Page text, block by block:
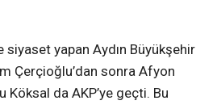
siyaset yapan Aydın Büyükşehir
Çerçioğlu’dan sonra Afyon
Köksal da AKP’ye geçti. Bu